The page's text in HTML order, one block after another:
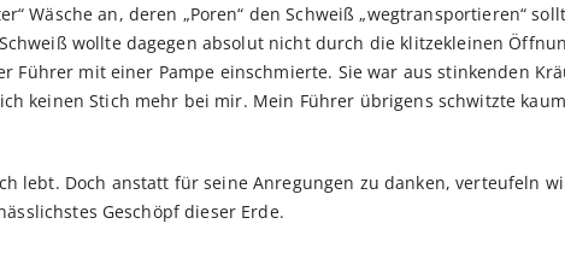
Wäsche an, deren „Poren“ den Schweiß „wegtransportieren“
wollte dagegen absolut nicht durch die klitzekleinen
Führer mit einer Pampe einschmierte. Sie war aus stinkenden
keinen Stich mehr bei mir. Mein Führer übrigens schwitzte
lebt. Doch anstatt für seine Anregungen zu danken, verteufeln
Geschöpf dieser Erde.